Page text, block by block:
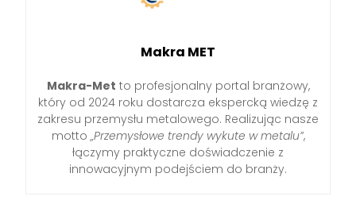
Makra MET
Makra-Met to profesjonalny portal branżowy,
który od 2024 roku dostarcza ekspercką wiedzę z
zakresu przemysłu metalowego. Realizując nasze
motto„Przemysłowe trendy wykute w metalu”,
łączymy praktyczne doświadczenie z
innowacyjnym podejściem do branży.